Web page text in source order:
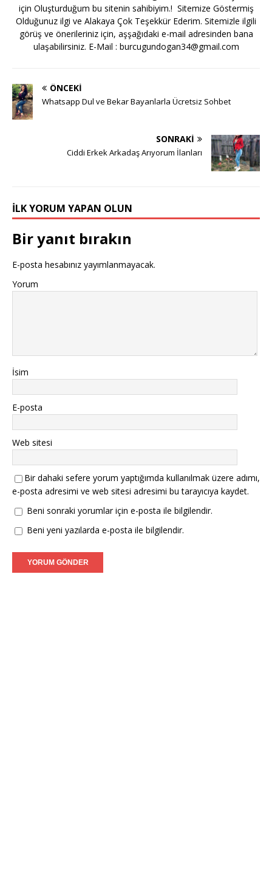
için Oluşturduğum bu sitenin sahibiyim.! Sitemize Göstermiş
Olduğunuz ilgi ve Alakaya Çok Teşekkür Ederim. Sitemizle ilgili
görüş ve önerileriniz için, aşşağıdaki e-mail adresinden bana
ulaşabilirsiniz. E-Mail : burcugundogan34@gmail.com
ÖNCEKI
Whatsapp Dul ve Bekar Bayanlarla Ücretsiz Sohbet
SONRAKI
Ciddi Erkek Arkadaş Arıyorum İlanları
İLK YORUM YAPAN OLUN
Bir yanıt bırakın
E-posta hesabınız yayımlanmayacak.
Yorum
İsim
E-posta
Web sitesi
Bir dahaki sefere yorum yaptığımda kullanılmak üzere adımı,
e-posta adresimi ve web sitesi adresimi bu tarayıcıya kaydet.
Beni sonraki yorumlar için e-posta ile bilgilendir.
Beni yeni yazılarda e-posta ile bilgilendir.